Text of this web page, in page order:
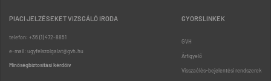
PIACI JELZÉSEKET VIZSGÁLÓ IRODA
telefon: +36 (1) 472-8851
e-mail: ugyfelszolgalat@gvh.hu
Minőségbiztosítási kérdőív
GYORSLINKEK
GVH
Árfigyelő
Visszaélés-bejelentési rendszerek